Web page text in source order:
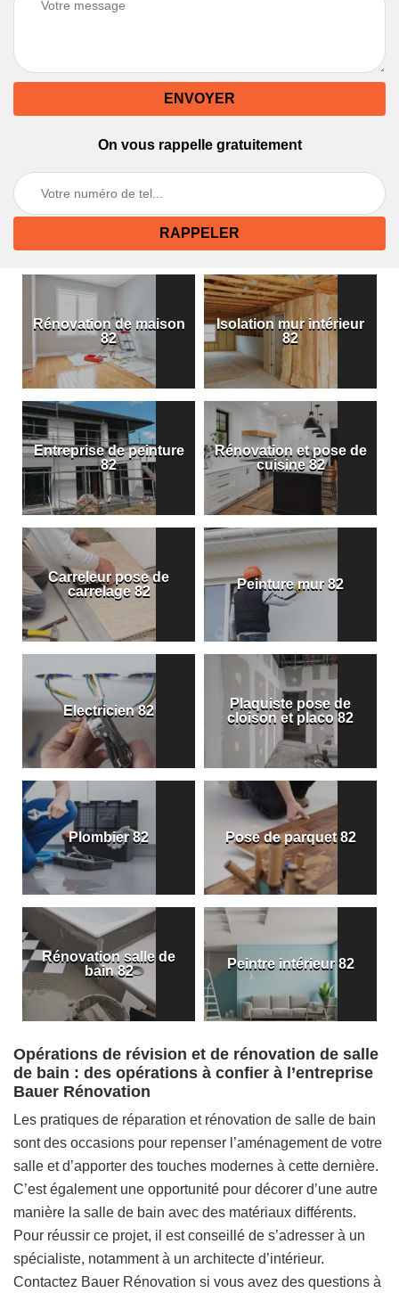
On vous rappelle gratuitement
Rénovation de maison
82
Isolation mur intérieur
82
Entreprise de peinture
82
Rénovation et pose de
cuisine 82
Carreleur pose de
carrelage 82
Peinture mur 82
Electricien 82
Plaquiste pose de
cloison et placo 82
Plombier 82 Pose de parquet 82
Rénovation salle de
bain 82
Peintre intérieur 82
Opérations de révision et de rénovation de salle
de bain : des opérations à confier à l’entreprise
Bauer Rénovation
Les pratiques de réparation et rénovation de salle de bain
sont des occasions pour repenser l’aménagement de votre
salle et d’apporter des touches modernes à cette dernière.
C’est également une opportunité pour décorer d’une autre
manière la salle de bain avec des matériaux différents.
Pour réussir ce projet, il est conseillé de s’adresser à un
spécialiste, notamment à un architecte d’intérieur.
Contactez Bauer Rénovation si vous avez des questions à